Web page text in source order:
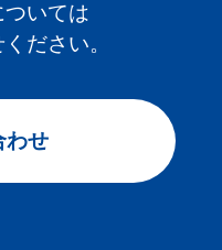
いては
ださい。
わせ